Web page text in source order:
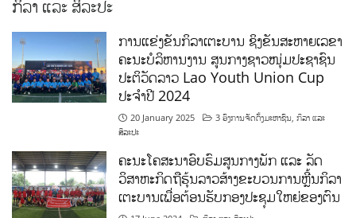
ກິລາ ແລະ ສິລະປະ
ການແຂ່ງຂັນກິລາເຕະບານ ຊິງຂັນສະຫາຍເລຂາ
ຄະນະບໍລິຫານງານ ສູນກາງຊາວໜຸ່ມປະຊາຊົນ
ປະຕິວັດລາວ Lao Youth Union Cup
ປະຈຳປີ 2024
20 January 2025 3 ອົງການຈັດຕັ້ງມະຫາຊົນ,ກິລາ ແລະ
ສິລະປະ
ຄະນະໂຄສະນາອົບຮົມສູນກາງພັກ ແລະ ລັດ
ວິສາຫະກິດຖືຮຸ້ນລາວສ້າງຂະບວນການຫຼີ້ນກິລາ
ເຕະບານເພື່ອຕ້ອນຮັບກອງປະຊຸມໃຫຍ່ຂອງຕົນ